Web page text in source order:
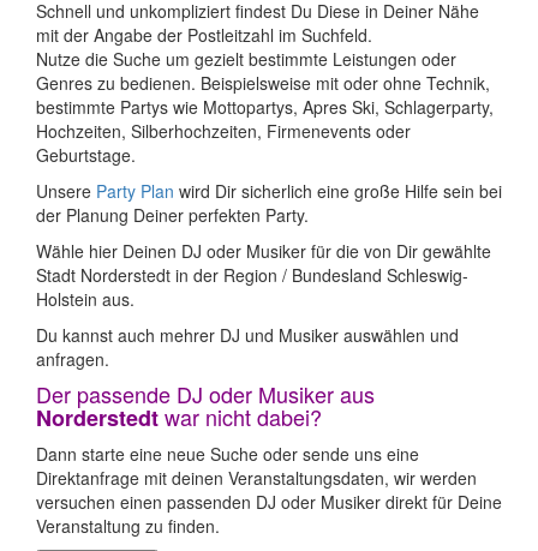
Schnell und unkompliziert findest Du Diese in Deiner Nähe
mit der Angabe der Postleitzahl im Suchfeld.
Nutze die Suche um gezielt bestimmte Leistungen oder
Genres zu bedienen. Beispielsweise mit oder ohne Technik,
bestimmte Partys wie Mottopartys, Apres Ski, Schlagerparty,
Hochzeiten, Silberhochzeiten, Firmenevents oder
Geburtstage.
Unsere Party Plan wird Dir sicherlich eine große Hilfe sein bei
der Planung Deiner perfekten Party.
Wähle hier Deinen DJ oder Musiker für die von Dir gewählte
Stadt Norderstedt in der Region / Bundesland Schleswig-
Holstein aus.
Du kannst auch mehrer DJ und Musiker auswählen und
anfragen.
Der passende DJ oder Musiker aus
Norderstedtwar nicht dabei?
Dann starte eine neue Suche oder sende uns eine
Direktanfrage mit deinen Veranstaltungsdaten, wir werden
versuchen einen passenden DJ oder Musiker direkt für Deine
Veranstaltung zu finden.